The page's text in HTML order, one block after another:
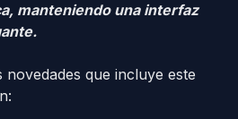
manteniendo una interfaz
novedades que incluye este